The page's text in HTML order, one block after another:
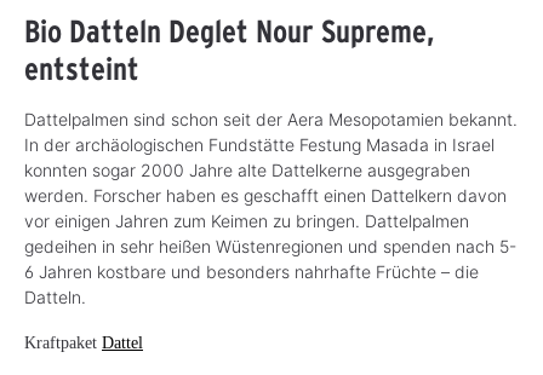
Bio Datteln Deglet Nour Supreme,
entsteint
Dattelpalmen sind schon seit der Aera Mesopotamien bekannt.
In der archäologischen Fundstätte Festung Masada in Israel
konnten sogar 2000 Jahre alte Dattelkerne ausgegraben
werden. Forscher haben es geschafft einen Dattelkern davon
vor einigen Jahren zum Keimen zu bringen. Dattelpalmen
gedeihen in sehr heißen Wüstenregionen und spenden nach 5-
6 Jahren kostbare und besonders nahrhafte Früchte – die
Datteln.
Kraftpaket Dattel